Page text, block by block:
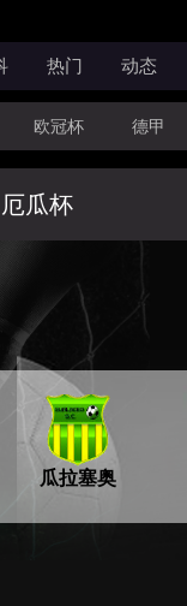
热门 动态
欧冠杯 德甲
厄瓜杯
瓜拉塞奥